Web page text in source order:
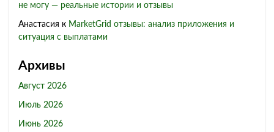
не могу — реальные истории и отзывы
Анастасия к MarketGrid отзывы: анализ приложения и
ситуация с выплатами
Архивы
Август 2026
Июль 2026
Июнь 2026